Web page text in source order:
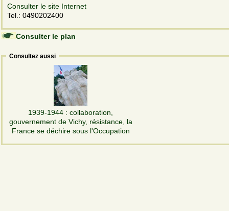
Consulter le site Internet
Tel.: 0490202400
Consulter le plan
Consultez aussi
1939-1944 : collaboration,
gouvernement de Vichy, résistance, la
France se déchire sous l'Occupation